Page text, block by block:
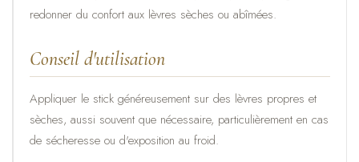
redonner du confort aux lèvres sèches ou abîmées.
Conseil d'utilisation
Appliquer le stick généreusement sur des lèvres propres et
sèches, aussi souvent que nécessaire, particulièrement en cas
de sécheresse ou d'exposition au froid.